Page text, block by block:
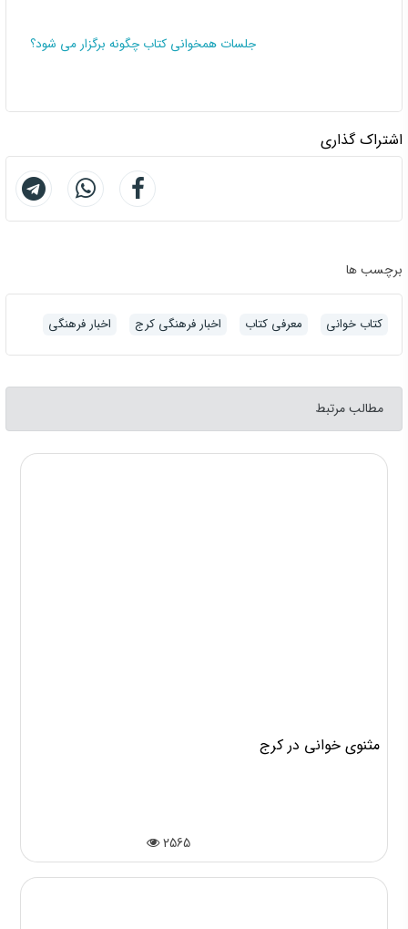
جلسات همخوانی کتاب چگونه برگزار می شود؟
اشتراک گذاری
برچسب ها
کتاب خوانی معرفی کتاب اخبار فرهنگی کرج اخبار فرهنگی
مطالب مرتبط
مثنوی خوانی در کرج
2565